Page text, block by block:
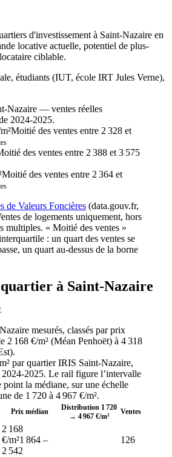
d'investissement à Saint-Nazaire en
locative actuelle, potentiel de plus-
ciblable.
étudiants (IUT, école IRT Jules Verne),
Nazaire — ventes réelles
2024-2025.
Moitié des ventes entre 2 328 et
des ventes entre 2 388 et 3 575
Moitié des ventes entre 2 364 et
de Valeurs Foncières (data.gouv.fr,
de logements uniquement, hors
multiples. « Moitié des ventes »
: un quart des ventes se
un quart au-dessus de la borne
à Saint-Nazaire
mesurés, classés par prix
2 168 €/m² (Méan Penhoët) à 4 318
).
par quartier IRIS Saint-Nazaire,
2024-2025. Le rail figure l’intervalle
la médiane, sur une échelle
de 1 720à 4 967€/m².
Prix médian Distribution 1 720
→ 4 967€/m²
Ventes
2 168
€/m²1 864 –
2 542
126